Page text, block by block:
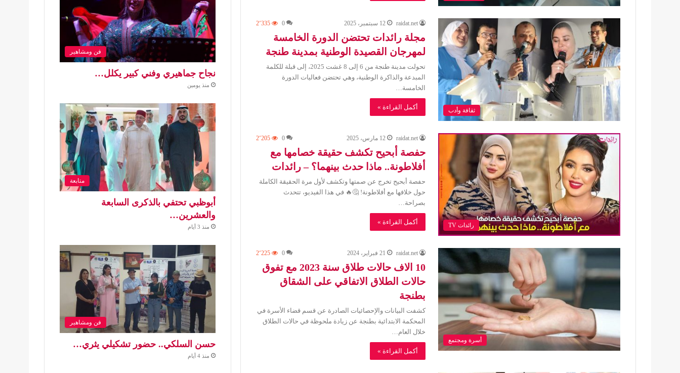
ثقافة وأدب
raidat.net 12 سبتمبر، 2025 0 2٬335
مجلة رائدات تحتضن الدورة الخامسة
لمهرجان القصيدة الوطنية بمدينة طنجة
تحولت مدينة طنجة من 6 إلى 8 غشت 2025، إلى قبلة للكلمة
المبدعة والذاكرة الوطنية، وهي تحتضن فعاليات الدورة
الخامسة…
أكمل القراءة »
رائدات TV
raidat.net 12 مارس، 2025 0 2٬205
حفصة أبحيح تكشف حقيقة خصامها مع
أفلاطونة.. ماذا حدث بينهما؟ – رائدات
حفصة أبحيح تخرج عن صمتها وتكشف لأول مرة الحقيقة الكاملة
حول خلافها مع أفلاطونة! 🤔🔥 في هذا الفيديو، تتحدث
بصراحة…
أكمل القراءة »
أسرة ومجتمع
raidat.net 21 فبراير، 2024 0 2٬225
10 الاف حالات طلاق سنة 2023 مع تفوق
حالات الطلاق الاتفاقي على الشقاق
بطنجة
كشفت البيانات والإحصائيات الصادرة عن قسم قضاء الأسرة في
المحكمة الابتدائية بطنجة عن زيادة ملحوظة في حالات الطلاق
خلال العام…
أكمل القراءة »
فن ومشاهير
نجاح جماهيري وفني كبير يكلل…
منذ يومين
متابعة
أبوظبي تحتفي بالذكرى السابعة
والعشرين…
منذ 3 أيام
فن ومشاهير
حسن السلكي.. حضور تشكيلي يثري…
منذ 4 أيام